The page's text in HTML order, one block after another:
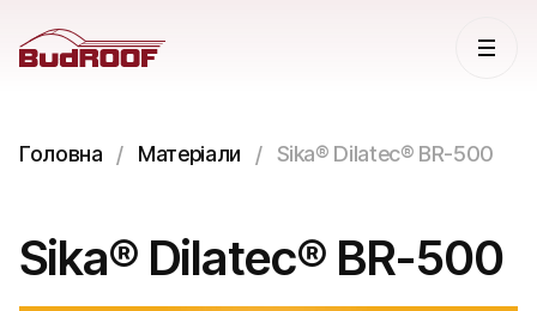
Головна Матеріали Sika® Dilatec® BR-500
Sika® Dilatec® BR-500